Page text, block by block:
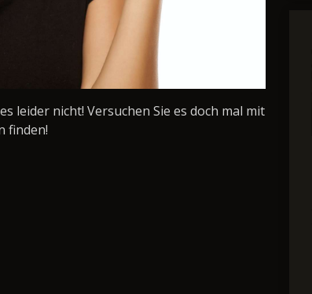
leider nicht! Versuchen Sie es doch mal mit
finden!